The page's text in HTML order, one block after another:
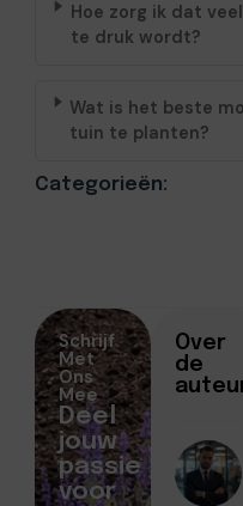
Hoe zorg ik dat
te druk wordt?
Wat is het beste
tuin te planten?
Categorieën:
Over
de
Schrijf
Met
Ons
Mee
Deel
jouw
passie
voor